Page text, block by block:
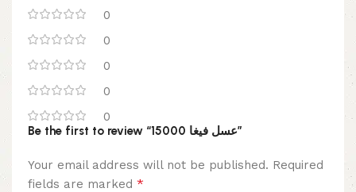
0
0
0
0
0
Be the first to review “عسل فيغا 15000”
Your email address will not be published. Required
fields are marked *